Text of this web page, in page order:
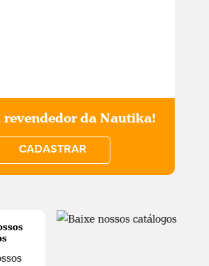
revendedor da Nautika!
CADASTRAR